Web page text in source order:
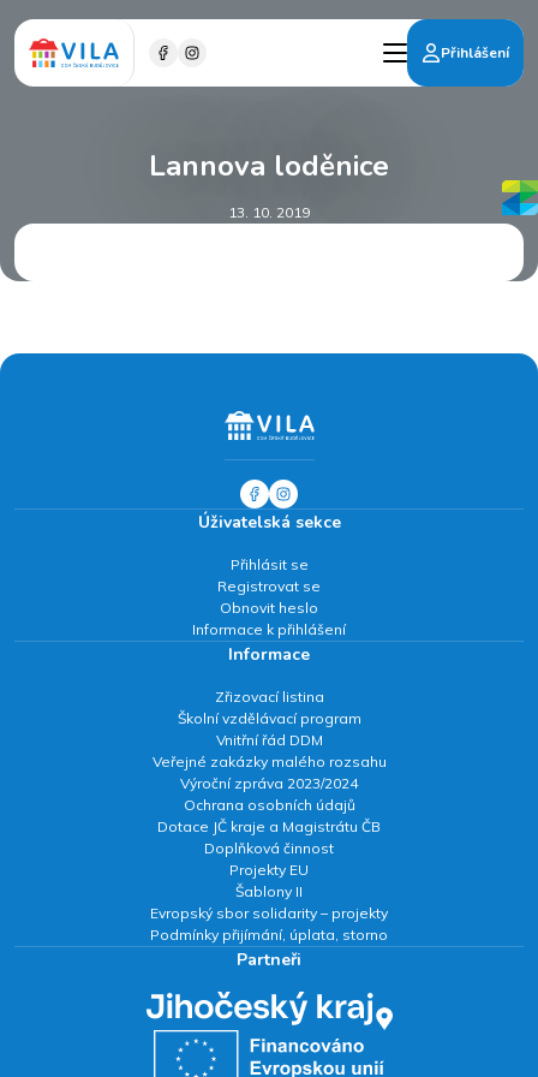
Přihlášení
Lannova loděnice
13. 10. 2019
Úživatelská sekce
Přihlásit se
Registrovat se
Obnovit heslo
Informace k přihlášení
Informace
Zřizovací listina
Školní vzdělávací program
Vnitřní řád DDM
Veřejné zakázky malého rozsahu
Výroční zpráva 2023/2024
Ochrana osobních údajů
Dotace JČ kraje a Magistrátu ČB
Doplňková činnost
Projekty EU
Šablony II
Evropský sbor solidarity – projekty
Podmínky přijímání, úplata, storno
Partneři